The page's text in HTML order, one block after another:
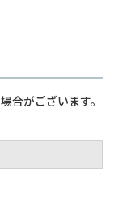
合がございます。